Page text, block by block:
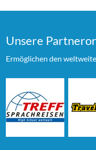
Unsere
Ermöglichen den